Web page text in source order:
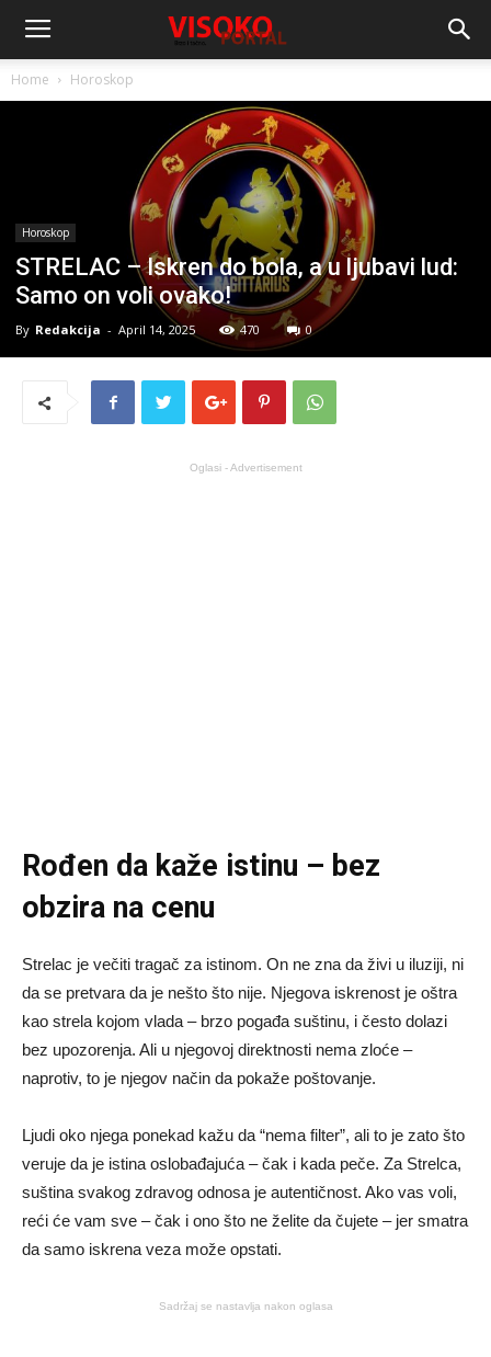
Home Horoskop
Horoskop
STRELAC – Iskren do bola, a u ljubavi lud:
Samo on voli ovako!
By Redakcija - April 14, 2025 470 0
Oglasi - Advertisement
Rođen da kaže istinu – bez
obzira na cenu
Strelac je večiti tragač za istinom. On ne zna da živi u iluziji, ni
da se pretvara da je nešto što nije. Njegova iskrenost je oštra
kao strela kojom vlada – brzo pogađa suštinu, i često dolazi
bez upozorenja. Ali u njegovoj direktnosti nema zloće –
naprotiv, to je njegov način da pokaže poštovanje.
Ljudi oko njega ponekad kažu da “nema filter”, ali to je zato što
veruje da je istina oslobađajuća – čak i kada peče. Za Strelca,
suština svakog zdravog odnosa je autentičnost. Ako vas voli,
reći će vam sve – čak i ono što ne želite da čujete – jer smatra
da samo iskrena veza može opstati.
Sadržaj se nastavlja nakon oglasa